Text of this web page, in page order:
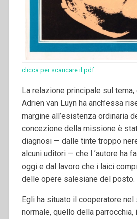
clicca per scaricare il pdf
La relazione principale sul tema,
Adrien van Luyn ha anch’essa
margine all’esistenza ordinaria
concezione della missione è
diagnosi — dalle tinte troppo
alcuni uditori — che l ’autore ha
oggi e dal lavoro che i laici
delle opere salesiane del posto.
Egli ha situato il cooperatore nel
normale, quello della parrocchia,